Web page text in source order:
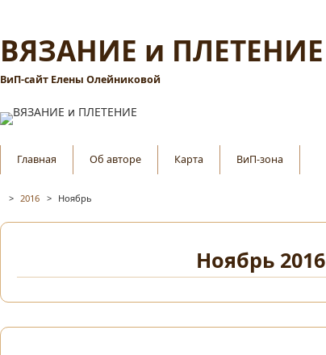
ВЯЗАНИЕ и ПЛЕТЕНИЕ
ВиП-сайт Елены Олейниковой
Главная Об авторе Карта ВиП-зона
> 2016 > Ноябрь
Ноябрь 2016